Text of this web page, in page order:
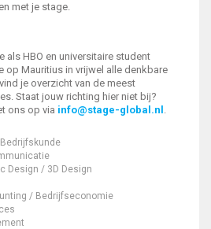
met je stage.
als HBO en universitaire student
op Mauritius in vrijwel alle denkbare
je overzicht van de meest
Staat jouw richting hier niet bij?
ons op via info@stage-global.nl .
Design / 3D Design
/ Bedrijfseconomie